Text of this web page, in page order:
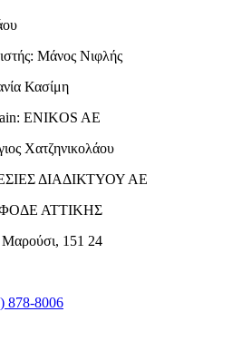
Μάνος Νιφλής
Κασίμη
ENIKOS AE
Χατζηνικολάου
ΔΙΑΔΙΚΤΥΟΥ ΑΕ
ΑΤΤΙΚΗΣ
151 24
878-8006